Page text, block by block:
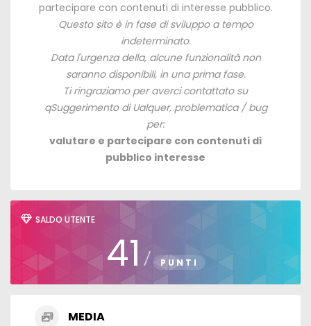
partecipare con contenuti di interesse pubblico.
Questo sito è in fase di sviluppo a tempo
indeterminato.
Data l'urgenza della, alcune funzionalità non
saranno disponibili, in una prima fase.
Ti ringraziamo per averci contattato su
qSuggerimento di Ualquer, problematica / bug
per:
valutare e partecipare con contenuti di
pubblico interesse
SALDO UTENTE
41 / PUNTI
MEDIA